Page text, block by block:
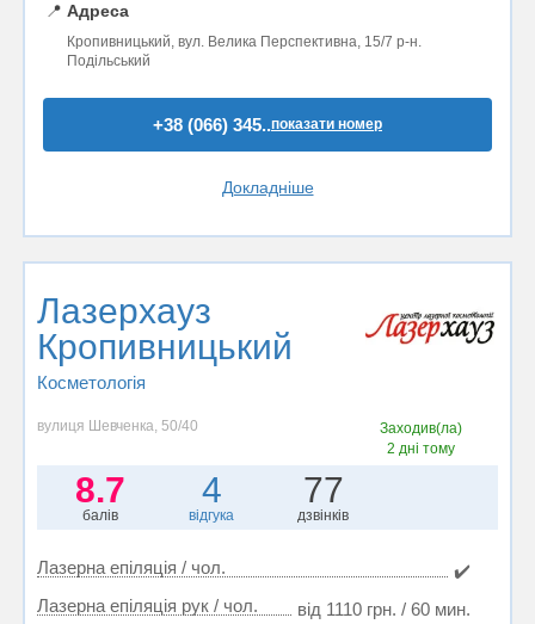
📍 Адреса
Кропивницький, вул. Велика Перспективна, 15/7 р-н.
Подільський
+38 (066) 345..показати номер
Докладніше
Лазерхауз
Кропивницький
Косметологія
вулиця Шевченка, 50/40
Заходив(ла)
2 дні тому
8.7
балів
4
відгука
77
дзвінків
Лазерна епіляція / чол.
✔️
Лазерна епіляція рук / чол.
від 1110 грн. / 60 мин.